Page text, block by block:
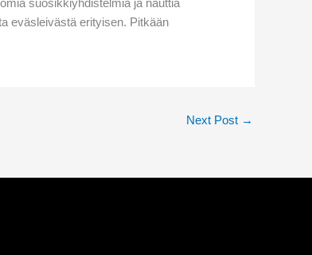
suosikkiyhdistelmiä ja nauttia
eväsleivästä erityisen. Pitkään
Next Post →